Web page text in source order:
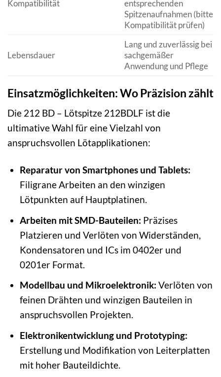
Kompatibilität
entsprechenden
Spitzenaufnahmen (bitte
Kompatibilität prüfen)
Lebensdauer
Lang und zuverlässig bei
sachgemäßer
Anwendung und Pflege
Einsatzmöglichkeiten: Wo Präzision zählt
Die 212 BD – Lötspitze 212BDLF ist die
ultimative Wahl für eine Vielzahl von
anspruchsvollen Lötapplikationen:
Reparatur von Smartphones und Tablets:
Filigrane Arbeiten an den winzigen
Lötpunkten auf Hauptplatinen.
Arbeiten mit SMD-Bauteilen: Präzises
Platzieren und Verlöten von Widerständen,
Kondensatoren und ICs im 0402er und
0201er Format.
Modellbau und Mikroelektronik: Verlöten von
feinen Drähten und winzigen Bauteilen in
anspruchsvollen Projekten.
Elektronikentwicklung und Prototyping:
Erstellung und Modifikation von Leiterplatten
mit hoher Bauteildichte.